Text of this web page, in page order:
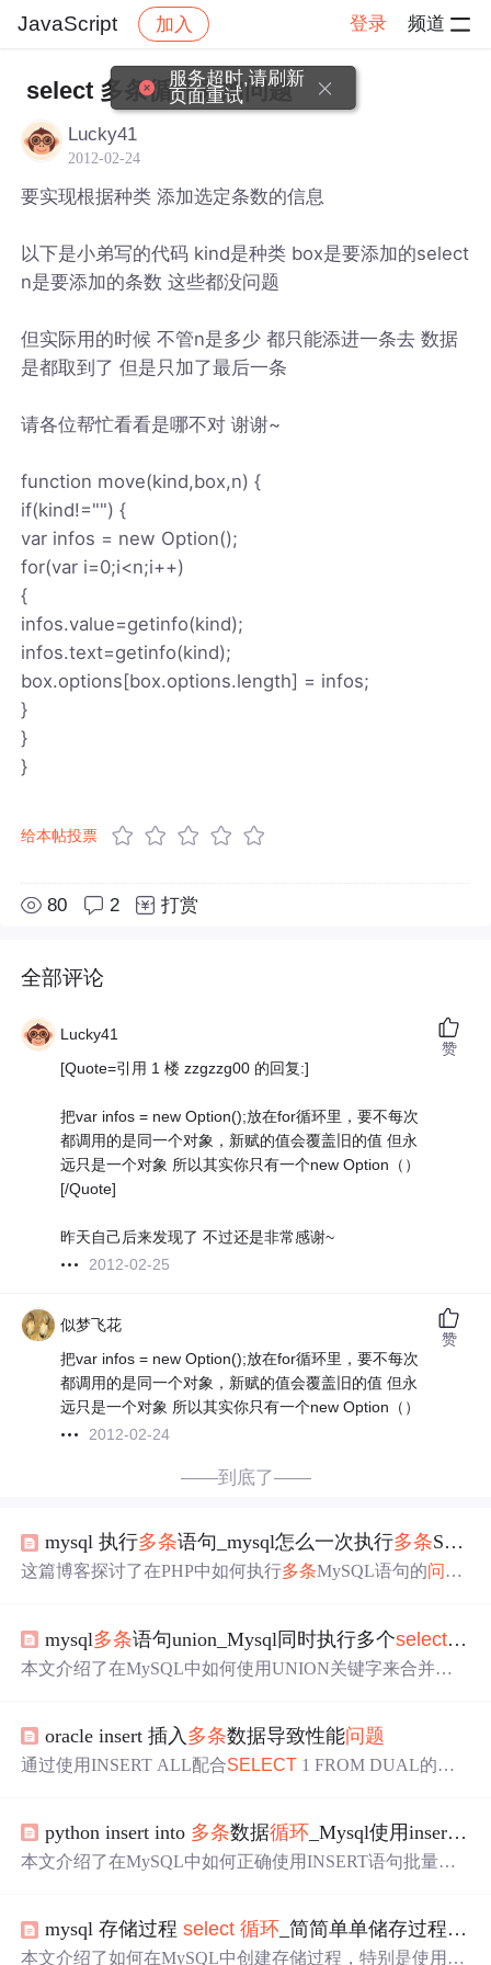
JavaScript 加入 登录 频道
社区 JavaScript 帖子详情
select 多条循环添加问题
Lucky41
2012-02-24
要实现根据种类 添加选定条数的信息
以下是小弟写的代码 kind是种类 box是要添加的select
n是要添加的条数 这些都没问题
但实际用的时候 不管n是多少 都只能添进一条去 数据
是都取到了 但是只加了最后一条
请各位帮忙看看是哪不对 谢谢~
function move(kind,box,n) {
if(kind!="") {
var infos = new Option();
for(var i=0;i<n;i++)
{
infos.value=getinfo(kind);
infos.text=getinfo(kind);
box.options[box.options.length] = infos;
}
}
}
给本帖投票
80 2 打赏
全部评论
Lucky41
[Quote=引用 1 楼 zzgzzg00 的回复:]
把var infos = new Option();放在for循环里，要不每次
都调用的是同一个对象，新赋的值会覆盖旧的值 但永
远只是一个对象 所以其实你只有一个new Option（）
[/Quote]
昨天自己后来发现了 不过还是非常感谢~
2012-02-25
赞
似梦飞花
把var infos = new Option();放在for循环里，要不每次
都调用的是同一个对象，新赋的值会覆盖旧的值 但永
远只是一个对象 所以其实你只有一个new Option（）
2012-02-24
赞
——到底了——
mysql 执行多条语句_mysql怎么一次执行多条SQL语句？
这篇博客探讨了在PHP中如何执行多条MySQL语句的问题
论中提到了使用存储过程、设置多个变量、循环执行单条S
QL以及通过调整MySQL连接参数allowMultiQueries来允许
mysql多条语句union_Mysql同时执行多个select语
本文介绍了在MySQL中如何使用UNION关键字来合并执
节，包括对重复行的处理、查询效率以及在实际项目中的
应用。
oracle insert 插入 多条数据导致性能问题
通过使用INSERT ALL配合SELECT 1 FROM DUAL的方
python insert into 多条数据循环 _Mysql使用insert插入
本文介绍了在MySQL中如何正确使用INSERT语句批量插
同之处，以及PHP操作数据库时获取新插入数据ID的方
法。
mysql 存储过程select 循环 _简简单单储存过程——
本文介绍了如何在MySQL中创建存储过程，特别是使用游
服务超时,请刷新
页面重试